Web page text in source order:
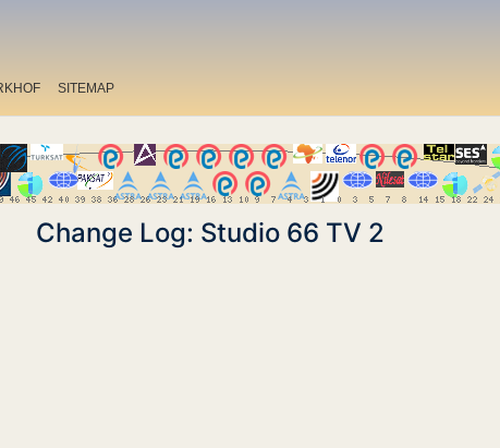
SITEMAP
Change Log: Studio 66 TV 2